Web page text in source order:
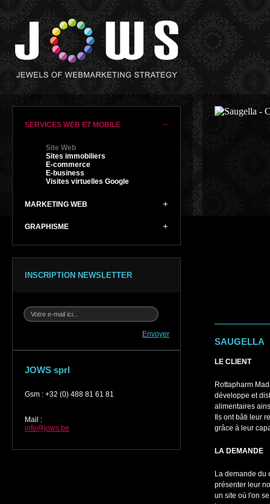
SERVICES WEB ET MOBILE
Site Web
Sites immobiliers
E-commerce
E-business
Visites virtuelles Google
MARKETING WEB
GRAPHISME
INSCRIPTION NEWSLETTER
Envoyer
JOWS sprl
Gsm : +32 (0) 488 81 61 81
Mail :
info@jows.be
SAUGELLA
LE CLIENT
Rottapharm
développe et
alimentaires
Ils ont bâti leur
grâce à leur
LA DEMANDE
La demande du
présenter leur
un site où l'on